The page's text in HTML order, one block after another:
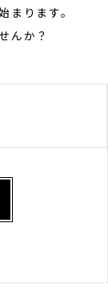
まります。
んか？